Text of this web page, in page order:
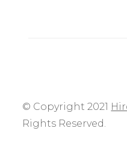
© Copyright 2021
Rights Reserved.